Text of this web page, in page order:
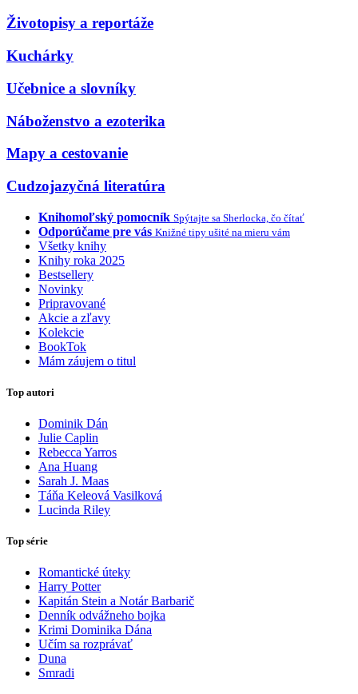
Životopisy a reportáže
Kuchárky
Učebnice a slovníky
Náboženstvo a ezoterika
Mapy a cestovanie
Cudzojazyčná literatúra
Knihomoľský pomocník Spýtajte sa Sherlocka, čo čítať
Odporúčame pre vás Knižné tipy ušité na mieru vám
Všetky knihy
Knihy roka 2025
Bestsellery
Novinky
Pripravované
Akcie a zľavy
Kolekcie
BookTok
Mám záujem o titul
Top autori
Dominik Dán
Julie Caplin
Rebecca Yarros
Ana Huang
Sarah J. Maas
Táňa Keleová Vasilková
Lucinda Riley
Top série
Romantické úteky
Harry Potter
Kapitán Stein a Notár Barbarič
Denník odvážneho bojka
Krimi Dominika Dána
Učím sa rozprávať
Duna
Smradi